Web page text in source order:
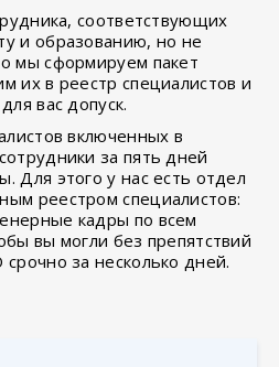
соответствующих
и образованию, но не
мы сформируем пакет
их в реестр специалистов и
вас допуск.
включенных в
за пять дней
Для этого у нас есть отдел
реестром специалистов:
кадры по всем
вы могли без препятствий
за несколько дней.